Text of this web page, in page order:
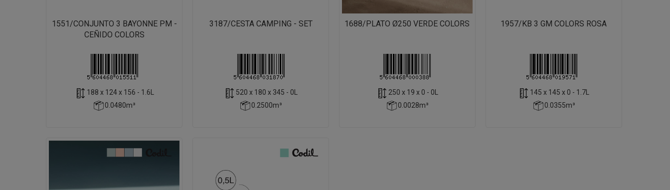
1551/CONJUNTO 3 BAYONNE PM -
CEÑIDO COLORS
188 x 124 x 156 - 1.6L
0.0480m³
3187/CESTA CAMPING - SET
520 x 180 x 345 - 0L
0.2500m³
1688/PLATO Ø250 VERDE COLORS
250 x 19 x 0 - 0L
0.0028m³
1957/KB 3 GM COLORS ROSA
145 x 145 x 0 - 1.7L
0.0355m³